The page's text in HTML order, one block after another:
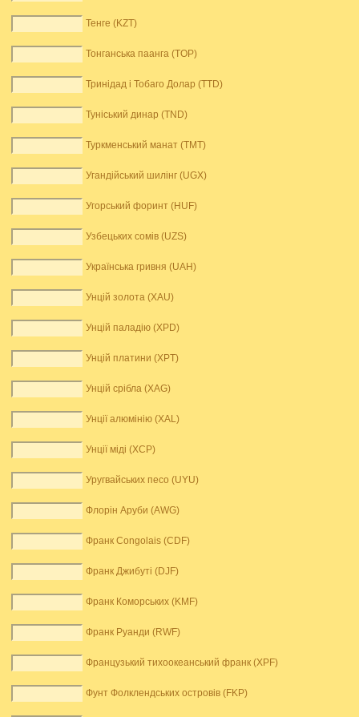
Тенге (KZT)
Тонганська паанга (TOP)
Тринідад і Тобаго Долар (TTD)
Туніський динар (TND)
Туркменський манат (TMT)
Угандійський шилінг (UGX)
Угорський форинт (HUF)
Узбецьких сомів (UZS)
Українська гривня (UAH)
Унцій золота (XAU)
Унцій паладію (XPD)
Унцій платини (XPT)
Унцій срібла (XAG)
Унції алюмінію (XAL)
Унції міді (XCP)
Уругвайських песо (UYU)
Флорін Аруби (AWG)
Франк Congolais (CDF)
Франк Джибуті (DJF)
Франк Коморських (KMF)
Франк Руанди (RWF)
Французький тихоокеанський франк (XPF)
Фунт Фолклендських островів (FKP)